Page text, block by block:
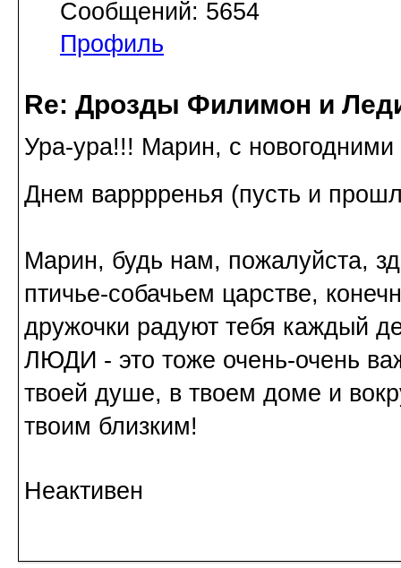
Сообщений: 5654
Профиль
Re: Дрозды Филимон и
Ура-ура!!! Марин, с
Днем варррренья (пусть и
Марин, будь нам, пожалуйста,
птичье-собачьем царстве,
дружочки радуют тебя каждый
ЛЮДИ - это тоже очень-очень
твоей душе, в твоем доме и
твоим близким!
Неактивен